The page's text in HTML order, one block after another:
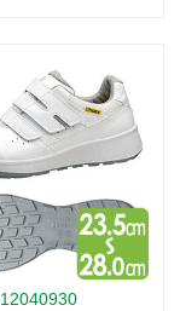
12040930